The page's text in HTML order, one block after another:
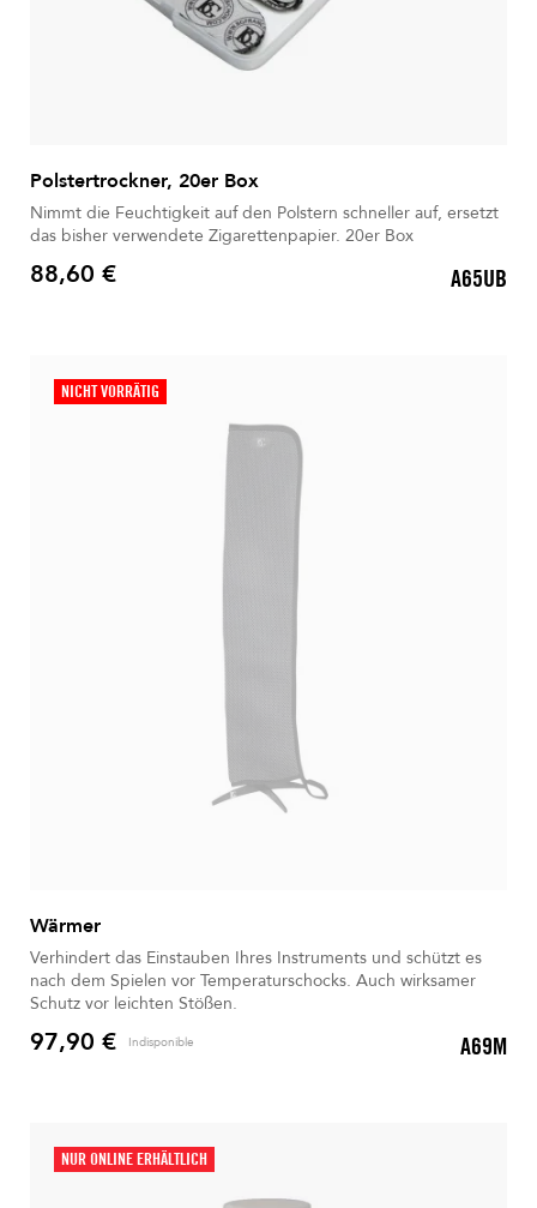
Polstertrockner, 20er Box
Nimmt die Feuchtigkeit auf den Polstern schneller auf, ersetzt
das bisher verwendete Zigarettenpapier. 20er Box
Preis
88,60 € A65UB
NICHT VORRÄTIG
Wärmer
Verhindert das Einstauben Ihres Instruments und schützt es
nach dem Spielen vor Temperaturschocks. Auch wirksamer
Schutz vor leichten Stößen.
Preis
97,90 € Indisponible A69M
NUR ONLINE ERHÄLTLICH